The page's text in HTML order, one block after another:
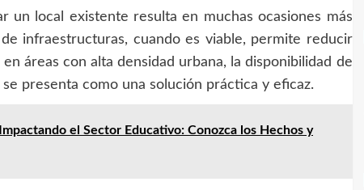
un local existente resulta en muchas ocasiones más
infraestructuras, cuando es viable, permite reducir
áreas con alta densidad urbana, la disponibilidad de
presenta como una solución práctica y eficaz.
el Sector Educativo: Conozca los Hechos y